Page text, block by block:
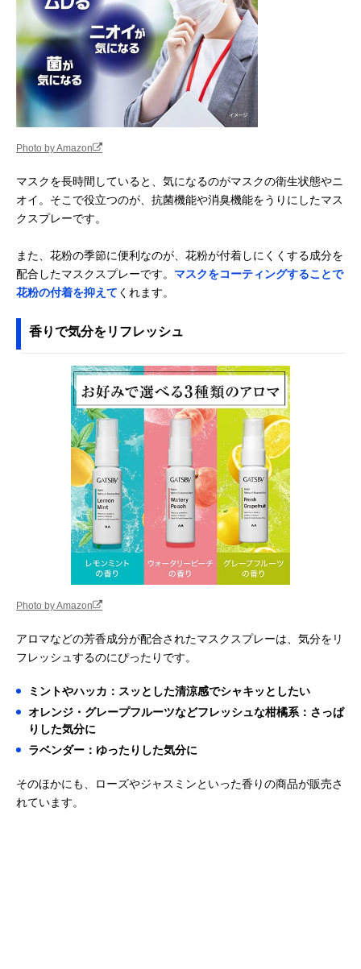
Amazonで見る
ノン マスクひんや
りスプレー
レーでリフレッシ
ュ
Amazonで見る
小林製薬 のどぬ～
るマスクスプレー
マスク内の不快な
ムレ・ニオイ対策
Lab 抗菌抗ウイル
ス マスクスプレー
スの商品
Amazonで見る
ズイージー マスク
スプレー 25mL
染めQテクノロジ
Technology) マス
Amazonで見る
PROUDMEN マス
ク＆ファブリック
リフレッシャー
やかなアイテム
200ml
Amazonで見る
GRASSE TOKYO
ッピングシトラス
植物由来の原料＆
フレグランスメー
カーらしい香り
50ml
Photo by Amazon
マスクを長時間していると、気になるのがマスクの衛生状態やニ
オイ。そこで役立つのが、抗菌機能や消臭機能をうりにしたマス
クスプレーです。
また、花粉の季節に便利なのが、花粉が付着しにくくする成分を
配合したマスクスプレーです。 マスクをコーティングすることで
花粉の付着を抑えて くれます。
香りで気分をリフレッシュ
Photo by Amazon
アロマなどの芳香成分が配合されたマスクスプレーは、気分をリ
フレッシュするのにぴったりです。
ミントやハッカ：スッとした清涼感でシャキッとしたい
オレンジ・グレープフルーツなどフレッシュな柑橘系：さっぱ
りした気分に
ラベンダー：ゆったりした気分に
そのほかにも、ローズやジャスミンといった香りの商品が販売さ
れています。